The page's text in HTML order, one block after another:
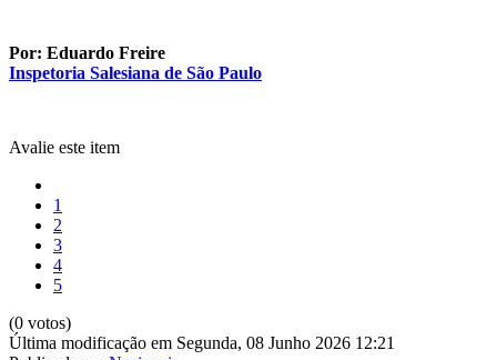
Por: Eduardo Freire
Inspetoria Salesiana de São Paulo
Avalie este item
1
2
3
4
5
(0 votos)
Última modificação em Segunda, 08 Junho 2026 12:21